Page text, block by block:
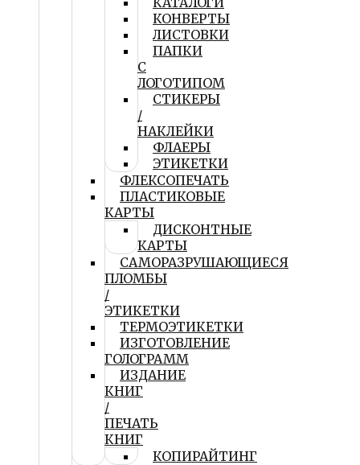
КОНВЕРТЫ
ЛИСТОВКИ
ПАПКИ
С
ЛОГОТИПОМ
СТИКЕРЫ
/
НАКЛЕЙКИ
ФЛАЕРЫ
ЭТИКЕТКИ
ФЛЕКСОПЕЧАТЬ
ПЛАСТИКОВЫЕ
КАРТЫ
ДИСКОНТНЫЕ
КАРТЫ
САМОРАЗРУШАЮЩИЕСЯ
ПЛОМБЫ
/
ЭТИКЕТКИ
ТЕРМОЭТИКЕТКИ
ИЗГОТОВЛЕНИЕ
ГОЛОГРАММ
ИЗДАНИЕ
КНИГ
/
ПЕЧАТЬ
КНИГ
КОПИРАЙТИНГ